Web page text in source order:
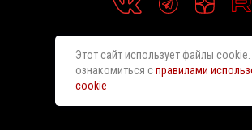
Этот сайт использует файлы
ознакомиться справилами
cookie